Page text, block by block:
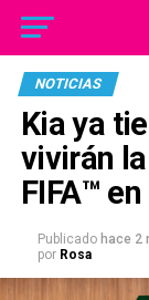
NOTICIAS
Kia ya
vivirán
FIFA™
Publicado hace 2
por Rosa